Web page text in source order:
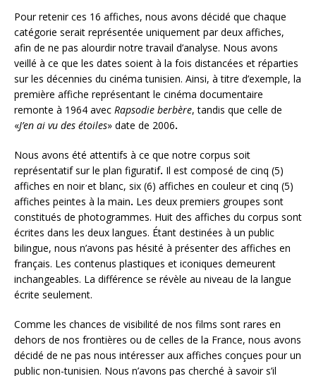
Pour retenir ces 16 affiches, nous avons décidé que chaque
catégorie serait représentée uniquement par deux affiches,
afin de ne pas alourdir notre travail d’analyse. Nous avons
veillé à ce que les dates soient à la fois distancées et réparties
sur les décennies du cinéma tunisien. Ainsi, à titre d’exemple, la
première affiche représentant le cinéma documentaire
remonte à 1964 avec Rapsodie berbère, tandis que celle de
«J’en ai vu des étoiles» date de 2006.
Nous avons été attentifs à ce que notre corpus soit
représentatif sur le plan figuratif. Il est composé de cinq (5)
affiches en noir et blanc, six (6) affiches en couleur et cinq (5)
affiches peintes à la main. Les deux premiers groupes sont
constitués de photogrammes. Huit des affiches du corpus sont
écrites dans les deux langues. Étant destinées à un public
bilingue, nous n’avons pas hésité à présenter des affiches en
français. Les contenus plastiques et iconiques demeurent
inchangeables. La différence se révèle au niveau de la langue
écrite seulement.
Comme les chances de visibilité de nos films sont rares en
dehors de nos frontières ou de celles de la France, nous avons
décidé de ne pas nous intéresser aux affiches conçues pour un
public non-tunisien. Nous n’avons pas cherché à savoir s’il